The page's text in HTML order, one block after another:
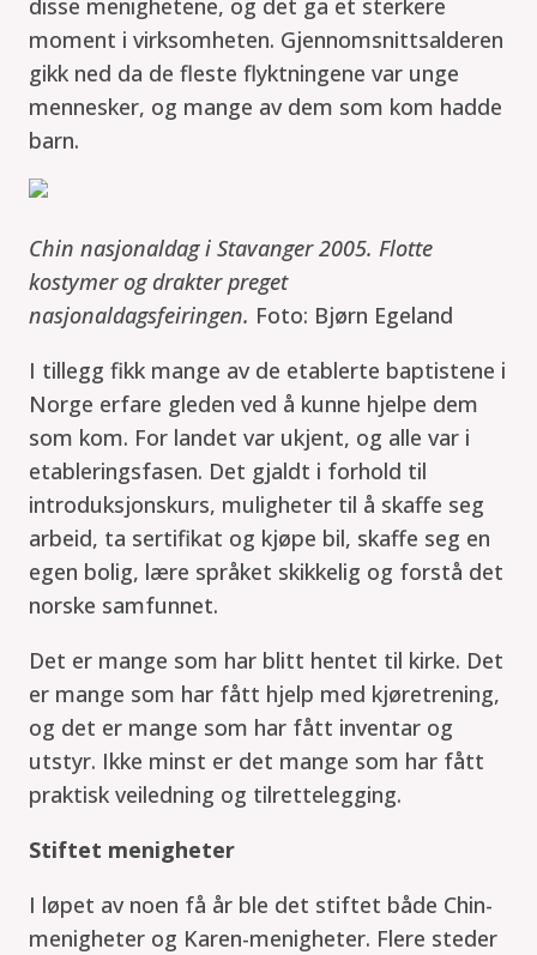
disse menighetene, og det ga et sterkere
moment i virksomheten. Gjennomsnittsalderen
gikk ned da de fleste flyktningene var unge
mennesker, og mange av dem som kom hadde
barn.
Chin nasjonaldag i Stavanger 2005. Flotte
kostymer og drakter preget
nasjonaldagsfeiringen. Foto: Bjørn Egeland
I tillegg fikk mange av de etablerte baptistene i
Norge erfare gleden ved å kunne hjelpe dem
som kom. For landet var ukjent, og alle var i
etableringsfasen. Det gjaldt i forhold til
introduksjonskurs, muligheter til å skaffe seg
arbeid, ta sertifikat og kjøpe bil, skaffe seg en
egen bolig, lære språket skikkelig og forstå det
norske samfunnet.
Det er mange som har blitt hentet til kirke. Det
er mange som har fått hjelp med kjøretrening,
og det er mange som har fått inventar og
utstyr. Ikke minst er det mange som har fått
praktisk veiledning og tilrettelegging.
Stiftet menigheter
I løpet av noen få år ble det stiftet både Chin-
menigheter og Karen-menigheter. Flere steder